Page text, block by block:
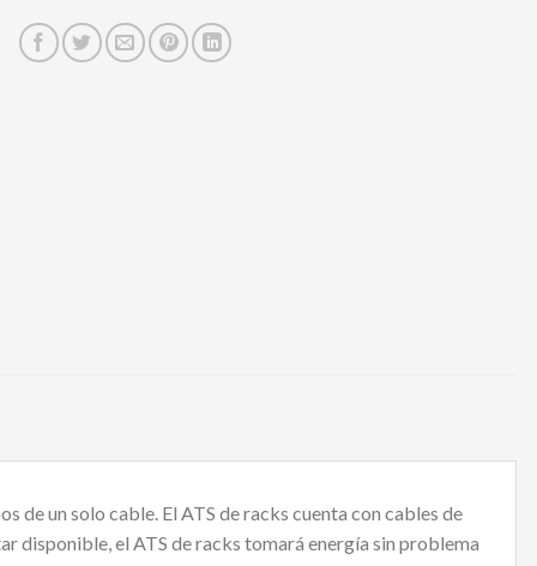
de un solo cable. El ATS de racks cuenta con cables de
disponible, el ATS de racks tomará energía sin problema